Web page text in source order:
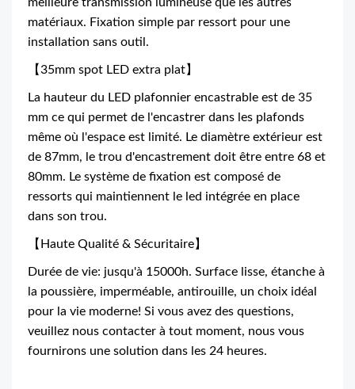
matériaux. Fixation simple par ressort pour une
installation sans outil.
【35mm spot LED extra plat】
La hauteur du LED plafonnier encastrable est de 35
mm ce qui permet de l'encastrer dans les plafonds
même où l'espace est limité. Le diamètre extérieur est
de 87mm, le trou d'encastrement doit être entre 68 et
80mm. Le système de fixation est composé de
ressorts qui maintiennent le led intégrée en place
dans son trou.
【Haute Qualité & Sécuritaire】
Durée de vie: jusqu'à 15000h. Surface lisse, étanche à
la poussière, imperméable, antirouille, un choix idéal
pour la vie moderne! Si vous avez des questions,
veuillez nous contacter à tout moment, nous vous
fournirons une solution dans les 24 heures.